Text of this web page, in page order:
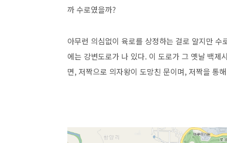
까 수로였을까?
아무런 의심없이 육로를 상정하는 걸로 알지만
에는 강변도로가 나 있다. 이 도로가 그 옛날 백
면, 저짝으로 의자왕이 도망친 문이며, 저짝을 통